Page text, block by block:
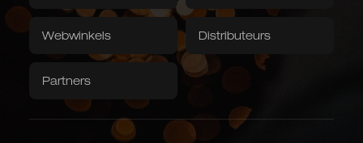
Caminada
met sterrenchef Andreas
Textiel
Downloads / Video's Fabrieksverkoop
Webwinkels Distributeurs
Partners
verwijderen van deze barrières om een
volledig toegankelijke gebruikerservaring te
Basis voor de waardering:
combinatie van externe
externe tests met
Lighthouse en onze eigen handmatige tests